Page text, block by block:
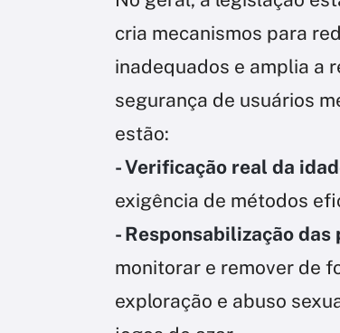
cria mecanismos para
inadequados e amplia a
segurança de usuários
estão:
- Verificação real da
exigência de métodos
- Responsabilização
monitorar e remover de
exploração e abuso